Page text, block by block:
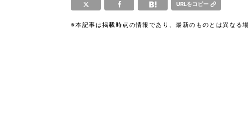
URLをコピー
※本記事は掲載時点の情報であり、最新のものとは異なる